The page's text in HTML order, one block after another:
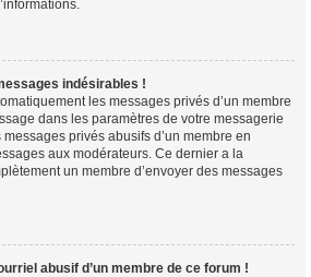
indésirables !
les messages privés d’un membre
dans les paramètres de votre messagerie
privés abusifs d’un membre en
aux modérateurs. Ce dernier a la
un membre d’envoyer des messages
abusif d’un membre de ce forum !